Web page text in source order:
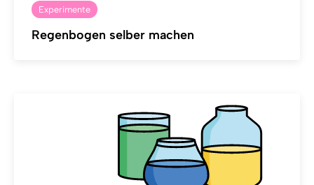
Experimente
Regenbogen selber machen